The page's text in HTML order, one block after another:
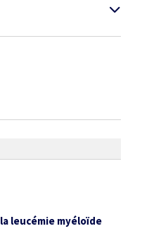
leucémie myéloïde